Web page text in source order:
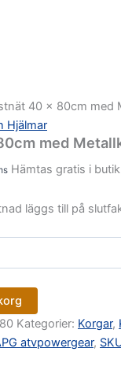
40 x 80cm med
Hjälmar
med
Hämtas gratis i
läggs till på
Kategorier: Korgar,
atvpowergear,